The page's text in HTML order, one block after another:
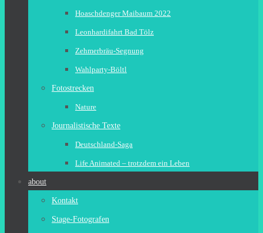
Hoaschdenger Maibaum 2022
Leonhardifahrt Bad Tölz
Zehmerbräu-Segnung
Wahlparty-Böltl
Fotostrecken
Nature
Journalistische Texte
Deutschland-Saga
Life Animated – trotzdem ein Leben
about
Kontakt
Stage-Fotografen